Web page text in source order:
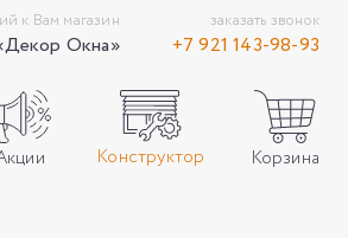
к Вам магазин
Окна»
заказать звонок
+7 921 143-98-93
Конструктор Корзина